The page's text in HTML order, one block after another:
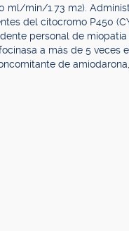
min/1.73 m2).
del citocromo P450
personal de
a más de 5 veces
de